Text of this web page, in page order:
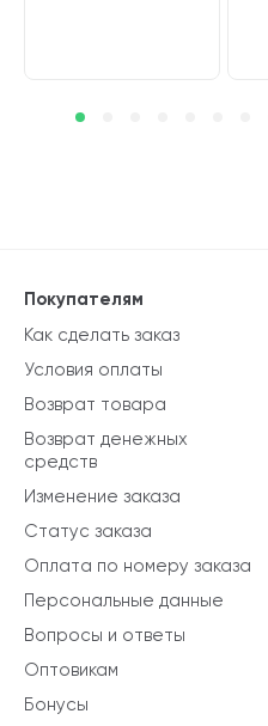
Покупателям
Как сделать заказ
Условия оплаты
Возврат товара
Возврат денежных
средств
Изменение заказа
Статус заказа
Оплата по номеру заказа
Персональные данные
Вопросы и ответы
Оптовикам
Бонусы